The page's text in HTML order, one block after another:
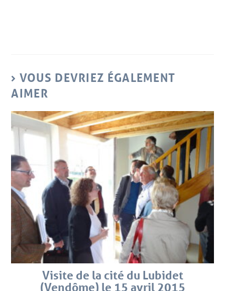
VOUS DEVRIEZ ÉGALEMENT
AIMER
Visite de la cité du Lubidet
(Vendôme) le 15 avril 2015